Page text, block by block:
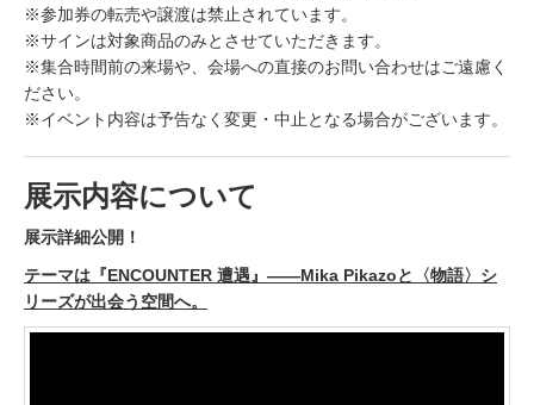
※参加券の転売や譲渡は禁止されています。
※サインは対象商品のみとさせていただきます。
※集合時間前の来場や、会場への直接のお問い合わせはご遠慮く
ださい。
※イベント内容は予告なく変更・中止となる場合がございます。
展示内容について
展示詳細公開！
テーマは『ENCOUNTER 遭遇』――Mika Pikazoと〈物語〉シ
リーズが出会う空間へ。